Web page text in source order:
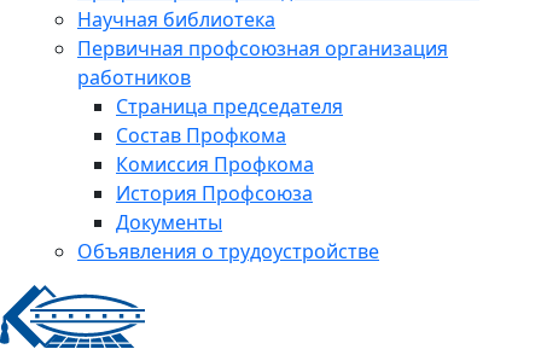
Научная библиотека
Первичная профсоюзная организация
работников
Страница председателя
Состав Профкома
Комиссия Профкома
История Профсоюза
Документы
Объявления о трудоустройстве